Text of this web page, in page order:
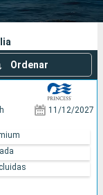
Compañías
Ordenar
11/12/2027